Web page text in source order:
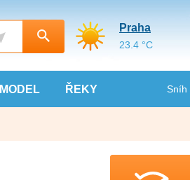
MODEL ŘEKY Sníh
Praha
23.4 °C